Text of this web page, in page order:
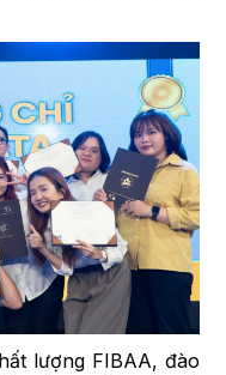
lượng FIBAA, đào